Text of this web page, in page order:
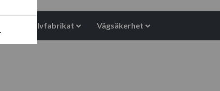
halvfabrikat Vägsäkerhet